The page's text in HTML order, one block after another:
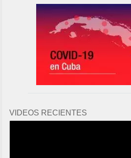
VIDEOS RECIENTES